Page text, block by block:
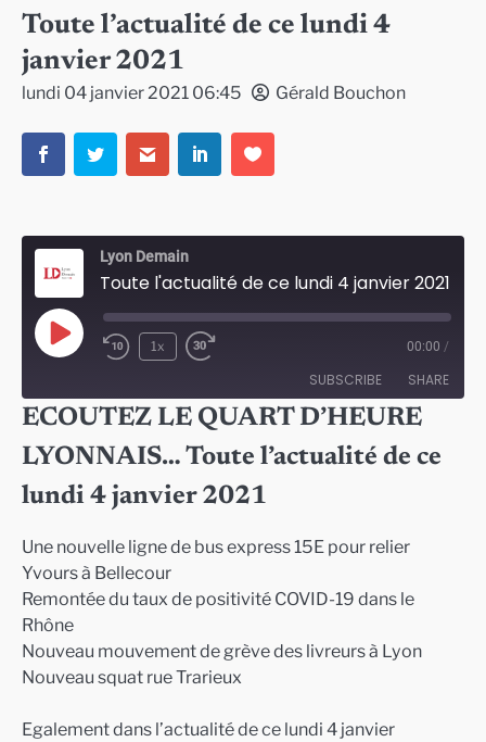
Toute l’actualité de ce lundi 4
janvier 2021
lundi 04 janvier 2021 06:45 Gérald Bouchon
Lyon Demain
Toute l'actualité de ce lundi 4 janvier 2021
Play
1x 00:00 /
SUBSCRIBE SHARE
RSS FEED
SHARE
LINK
ECOUTEZ LE QUART D’HEURE
LYONNAIS… Toute l’actualité de ce
lundi 4 janvier 2021
Une nouvelle ligne de bus express 15E pour relier
Yvours à Bellecour
Remontée du taux de positivité COVID-19 dans le
Rhône
Nouveau mouvement de grève des livreurs à Lyon
Nouveau squat rue Trarieux
Egalement dans l’actualité de ce lundi 4 janvier